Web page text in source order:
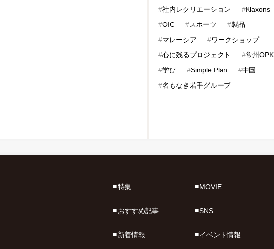
#社内レクリエーション #Klaxons
#OIC #スポーツ #製品
#マレーシア #ワークショップ
#心に残るプロジェクト #常州OPK
#学び #Simple Plan #中国
#名もなき若手グループ
特集
おすすめ記事
新着情報
MOVIE
SNS
イベント情報